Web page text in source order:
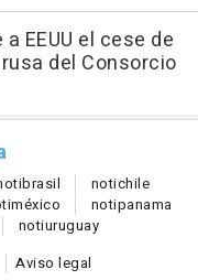
EEUU el cese de
del Consorcio
brasil notichile
méxico notipanama
notiuruguay
Aviso legal